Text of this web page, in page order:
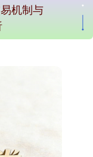
机制与